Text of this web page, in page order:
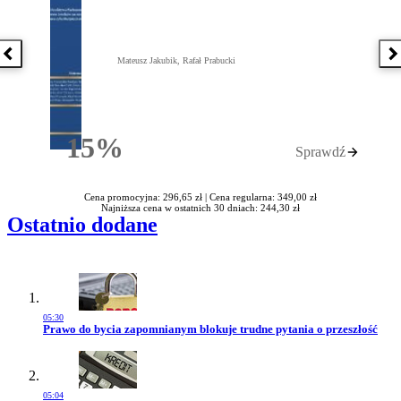
Poprzednia książka
15%Rabatu
Mateusz Jakubik, Rafał Prabucki
Sprawdź
Cena promocyjna: 296,65 zł | Cena regularna: 349,00 zł
Najniższa cena w ostatnich 30 dniach: 244,30 zł
Ostatnio dodane
05:30
Przejdź do artykułu:
Prawo do bycia zapomnianym blokuje trudne pytania o przeszłość
05:04